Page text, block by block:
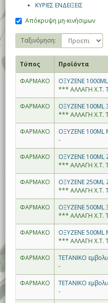
ΚΥΡΙΕΣ ΕΝΔΕΙΞΕΙΣ
Απόκρυψη μη-κινήσιμων
Ταξινόμηση:
Τύπος
Προϊόντα
ΦΑΡΜΑΚΟ
ΟΞΥΖΕΝΕ
*** ΑΛΛΑΓΗ Χ.Τ.
ΦΑΡΜΑΚΟ
ΟΞΥΖΕΝΕ
*** ΑΛΛΑΓΗ Χ.Τ.
ΦΑΡΜΑΚΟ
ΟΞΥΖΕΝΕ 100ML
-
ΦΑΡΜΑΚΟ
ΟΞΥΖΕΝΕ 100ML
*** ΑΛΛΑΓΗ Χ.Τ.
ΦΑΡΜΑΚΟ
ΟΞΥΖΕΝΕ
*** ΑΛΛΑΓΗ Χ.Τ.
ΦΑΡΜΑΚΟ
ΟΞΥΖΕΝΕ
*** ΑΛΛΑΓΗ Χ.Τ.
ΦΑΡΜΑΚΟ
ΟΞΥΖΕΝΕ 500ML
*** ΑΛΛΑΓΗ Χ.Τ.
ΦΑΡΜΑΚΟ
ΤΕΤΑΝΙΚΟ
-
ΦΑΡΜΑΚΟ
ΤΕΤΑΝΙΚΟ
-